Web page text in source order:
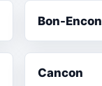
Bon-
Cancon